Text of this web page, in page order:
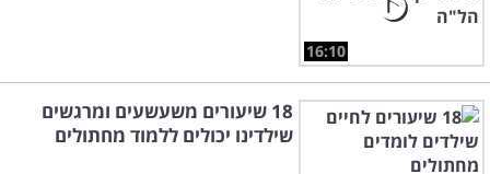
16:10
18 שיעורים משעשעים ומרגשים
שילדינו יכולים ללמוד מחתולים